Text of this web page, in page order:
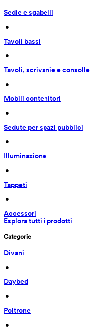
Sedie e sgabelli
•
Tavoli bassi
•
Tavoli, scrivanie e consolle
•
Mobili contenitori
•
Sedute per spazi pubblici
•
Illuminazione
•
Tappeti
•
Accessori
Esplora tutti i prodotti
Categorie
Divani
•
Daybed
•
Poltrone
•